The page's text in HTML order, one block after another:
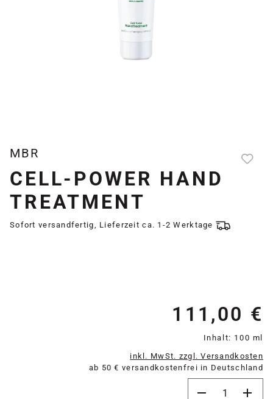
MBR
CELL-POWER HAND
TREATMENT
Sofort versandfertig, Lieferzeit ca. 1-2 Werktage
111,00 €
Inhalt: 100 ml
inkl. MwSt. zzgl. Versandkosten
ab 50 € versandkostenfrei in Deutschland